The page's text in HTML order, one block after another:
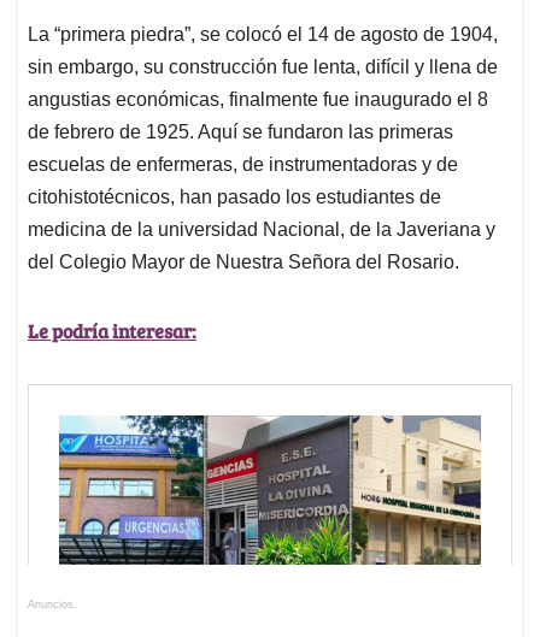
La “primera piedra”, se colocó el 14 de agosto de 1904,
sin embargo, su construcción fue lenta, difícil y llena de
angustias económicas, finalmente fue inaugurado el 8
de febrero de 1925. Aquí se fundaron las primeras
escuelas de enfermeras, de instrumentadoras y de
citohistotécnicos, han pasado los estudiantes de
medicina de la universidad Nacional, de la Javeriana y
del Colegio Mayor de Nuestra Señora del Rosario.
Le podría interesar:
Anuncios.